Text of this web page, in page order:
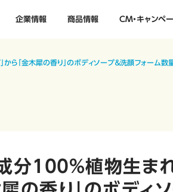
企業情報 商品情報 CM・キャンペ
から「金木犀の香り」のボディソープ＆洗顔フォーム数
分１００％植物生ま